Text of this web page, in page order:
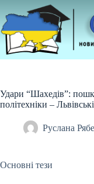
до
вмісту
Удари “Шахедів”:
політехніки –
Руслана
Основні тези